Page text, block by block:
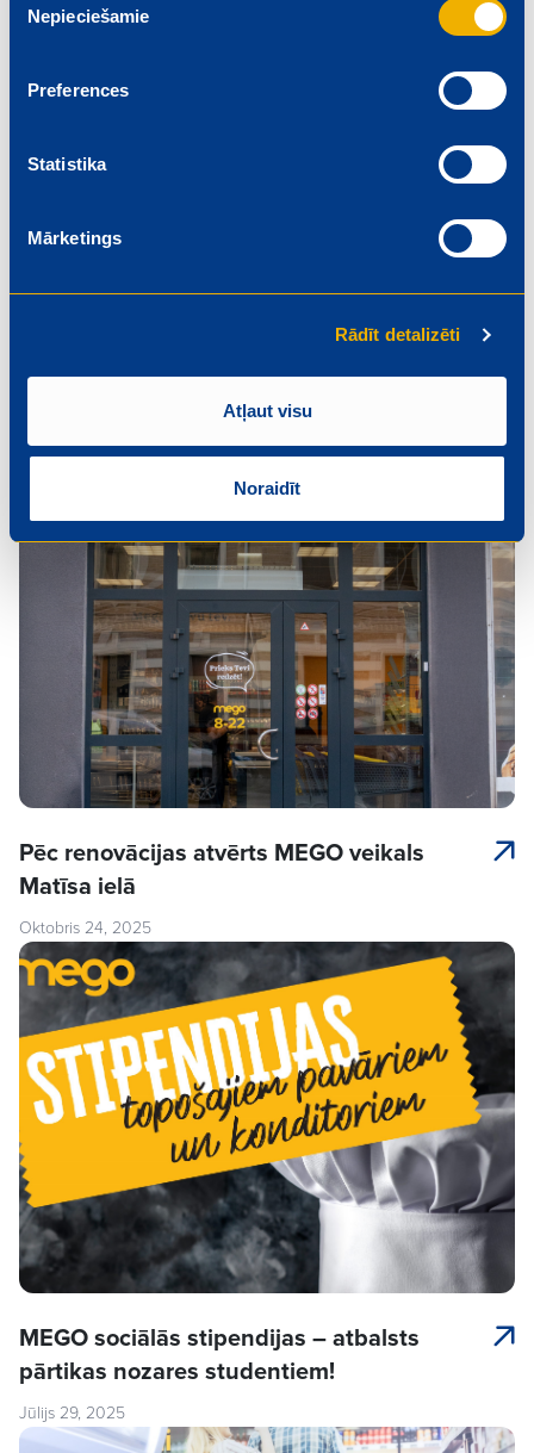
izvēle
Nepieciešamie
Preferences
Statistika
Mārketings
Rādīt detalizēti
Atļaut visu
Noraidīt
Škoda Kamiq īpašnieks!
Novembris 6, 2025
Pēc renovācijas atvērts MEGO veikals
Matīsa ielā
Oktobris 24, 2025
MEGO sociālās stipendijas – atbalsts
pārtikas nozares studentiem!
Jūlijs 29, 2025